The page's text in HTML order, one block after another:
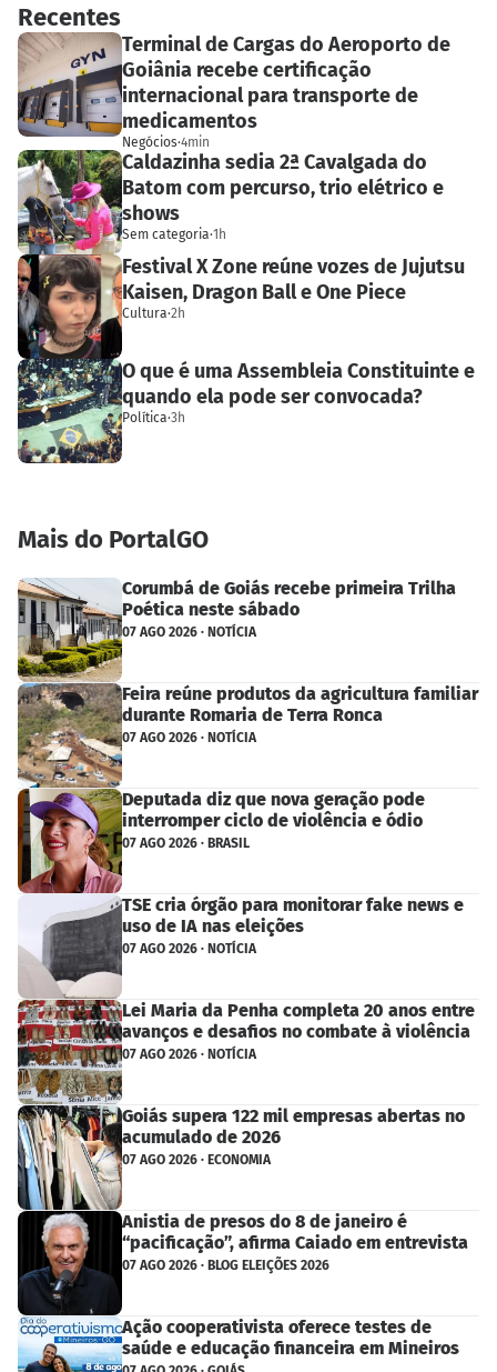
Recentes
Terminal de Cargas do Aeroporto de
Goiânia recebe certificação
internacional para transporte de
medicamentos
Negócios·4min
Caldazinha sedia 2ª Cavalgada do
Batom com percurso, trio elétrico e
shows
Sem categoria·1h
Festival X Zone reúne vozes de Jujutsu
Kaisen, Dragon Ball e One Piece
Cultura·2h
O que é uma Assembleia Constituinte e
quando ela pode ser convocada?
Política·3h
Mais do PortalGO
Corumbá de Goiás recebe primeira Trilha
Poética neste sábado
07 AGO 2026 · NOTÍCIA
Feira reúne produtos da agricultura familiar
durante Romaria de Terra Ronca
07 AGO 2026 · NOTÍCIA
Deputada diz que nova geração pode
interromper ciclo de violência e ódio
07 AGO 2026 · BRASIL
TSE cria órgão para monitorar fake news e
uso de IA nas eleições
07 AGO 2026 · NOTÍCIA
Lei Maria da Penha completa 20 anos entre
avanços e desafios no combate à violência
07 AGO 2026 · NOTÍCIA
Goiás supera 122 mil empresas abertas no
acumulado de 2026
07 AGO 2026 · ECONOMIA
Anistia de presos do 8 de janeiro é
“pacificação”, afirma Caiado em entrevista
07 AGO 2026 · BLOG ELEIÇÕES 2026
Ação cooperativista oferece testes de
saúde e educação financeira em Mineiros